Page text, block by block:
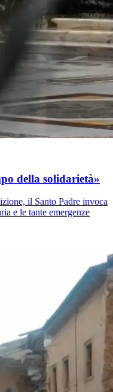
della solidarietà»
il Santo Padre invoca
e le tante emergenze